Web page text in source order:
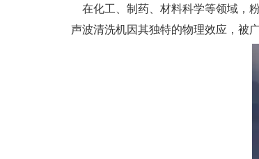
在化工、制药、材料科学等领域，
声波清洗机因其独特的物理效应，被